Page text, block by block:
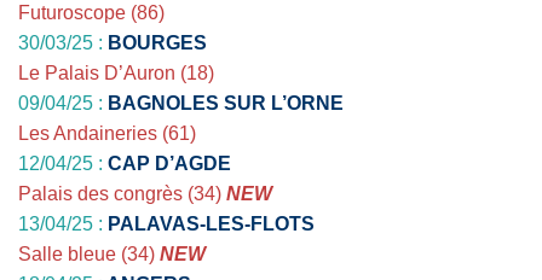
Futuroscope (86)
30/03/25 : BOURGES
Le Palais D’Auron (18)
09/04/25 : BAGNOLES SUR L’ORNE
Les Andaineries (61)
12/04/25 : CAP D’AGDE
Palais des congrès (34) NEW
13/04/25 : PALAVAS-LES-FLOTS
Salle bleue (34) NEW